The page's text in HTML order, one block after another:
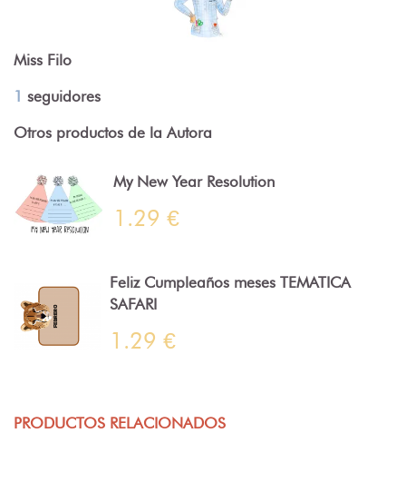
Miss Filo
1 seguidores
Otros productos de la Autora
My New Year Resolution
1.29 €
Feliz Cumpleaños meses TEMATICA
SAFARI
1.29 €
PRODUCTOS RELACIONADOS